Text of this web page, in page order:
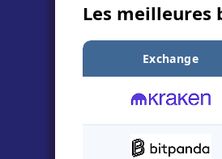
Les meilleures
Exchange